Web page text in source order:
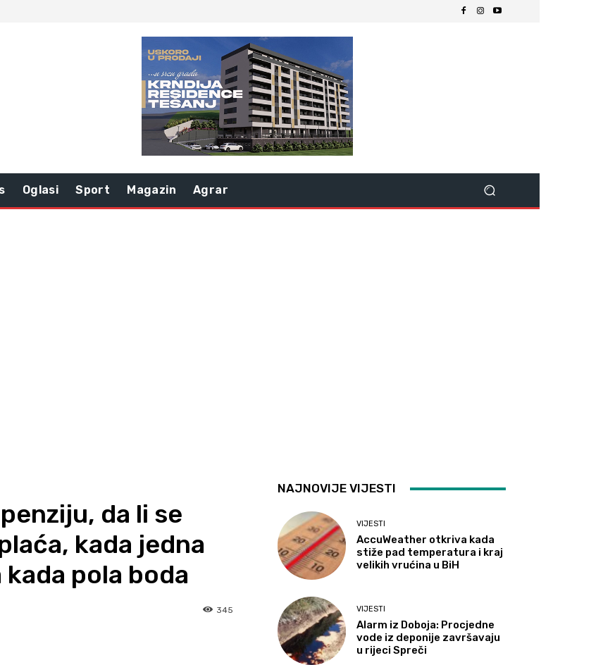
Oglasi Sport Magazin Agrar
da li se
kada jedna
pola boda
345
NAJNOVIJE VIJESTI
VIJESTI
AccuWeather otkriva kada
stiže pad temperatura i kraj
velikih vrućina u BiH
VIJESTI
Alarm iz Doboja: Procjedne
vode iz deponije završavaju
u rijeci Spreči